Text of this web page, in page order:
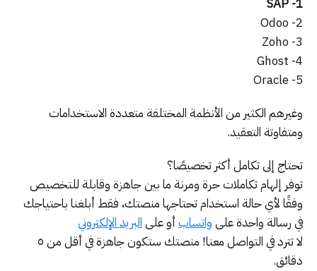
1- SAP
2- Odoo
3- Zoho
4- Ghost
5- Oracle
وغيرهم الكثير من الأنظمة المختلفة متعددة الاستخدامات
ومتفاوتة التعقيد.
تحتاج إلى تكامل أكثر تخصيصًا؟
توفر إلهام تكاملات حرة ومرنة ما بين جاهزة وقابلة للتخصيص
وفقًا لأي حالة استخدام تحتاجها منصتك، فقط أبلغنا باحتياجك
في رسالة واحدة على واتساب أو علىالبريد الإلكتروني
لا تترد في التواصل معنا! منصتك ستكون جاهزة في أقل من ٥
دقائق.